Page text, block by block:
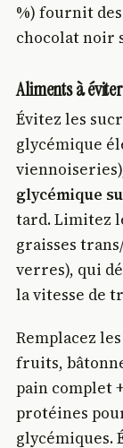
%) fournit des
chocolat noir
Aliments à
Évitez les
glycémique
glycémique
tard. Limitez
graisses
verres), qui
la vitesse de
Remplacez
fruits,
pain complet
protéines
glycémiques.